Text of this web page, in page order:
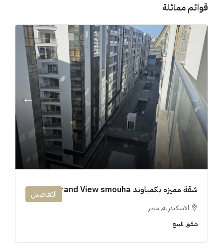
قوائم مماثلة
شقة مميزه بكمباوند 194m Grand View smouha
الاسكندرية, مصر
شقق للبيع
التفاصيل